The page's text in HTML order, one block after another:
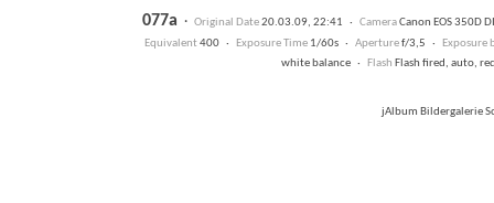
077a · Original Date20.03.09, 22:41 · CameraCanon EOS 350D
Equivalent400 · Exposure Time1/60s · Aperturef/3,5 ·
Exposure
white balance · Flash Flash fired, auto,
jAlbum Bildergalerie